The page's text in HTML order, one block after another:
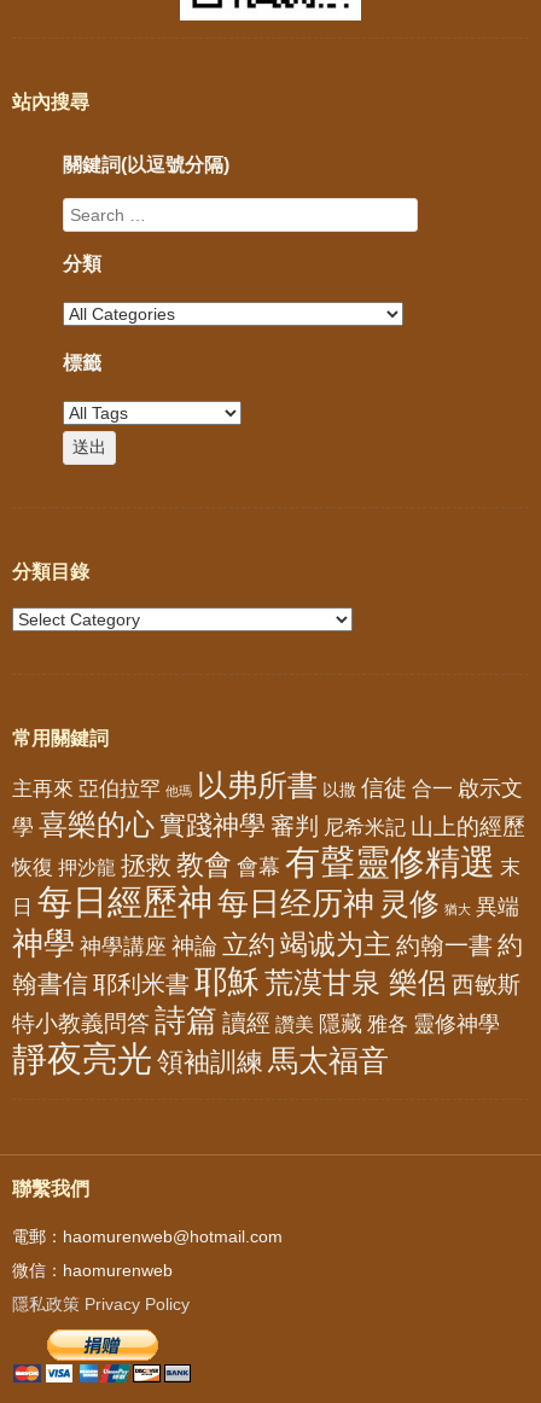
站內搜尋
關鍵詞(以逗號分隔)
分類
標籤
分類目錄
常用關鍵詞
主再來 亞伯拉罕 他瑪 以弗所書 以撒 信徒 合一 啟示文
學 喜樂的心實踐神學 審判 尼希米記 山上的經歷
恢復 押沙龍 拯救 教會 會幕 有聲靈修精選 末
日 每日經歷神 每日经历神 灵修 猶大 異端
神學 神學講座 神論 立約 竭诚为主 約翰一書 約
翰書信耶利米書 耶穌荒漠甘泉 樂侶 西敏斯
特小教義問答詩篇 讀經 讚美 隱藏 雅各 靈修神學
靜夜亮光 領袖訓練 馬太福音
聯繫我們
電郵：haomurenweb@hotmail.com
微信：haomurenweb
隱私政策 Privacy Policy